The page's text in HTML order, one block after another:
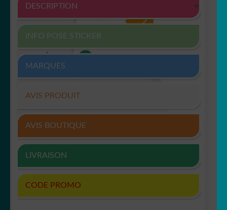
DESCRIPTION
INFO POSE STICKER
MARQUES
AVIS PRODUIT
AVIS BOUTIQUE
LIVRAISON
CODE PROMO